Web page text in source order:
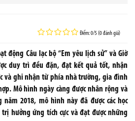
Điểm: 0/5 (0 đánh giá)
động Câu lạc bộ “Em yêu lịch sử” và Giờ
duy trì đều đặn, đạt kết quả tốt, nhận
và ghi nhận từ phía nhà trường, gia đình
Mô hình ngày càng được nhân rộng và
năm 2018, mô hình này đã được các học
hưởng ứng tích cực và đạt được những